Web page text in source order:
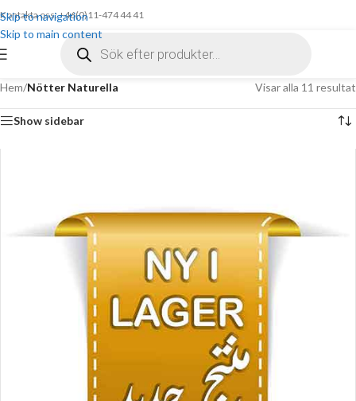
Skip to navigation
Skip to main content
Kontakta oss: +46(0)11-474 44 41
Hem/Nötter Naturella Visar alla 11 resultat
Show sidebar